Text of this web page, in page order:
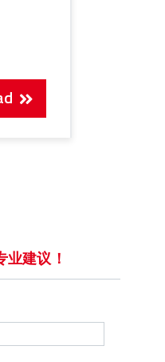
建议！